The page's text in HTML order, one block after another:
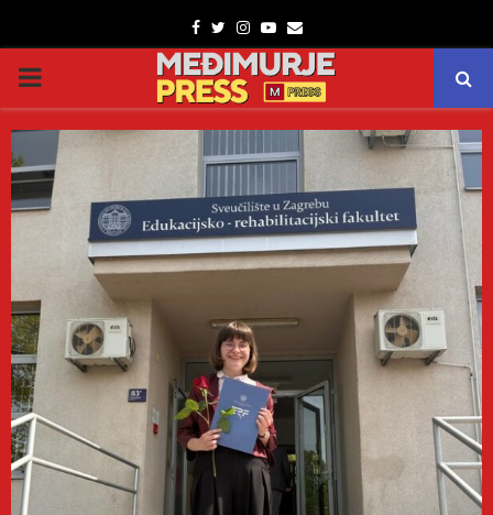
Facebook
TwitterInstagram
Youtube
Email
PRIMARY
MENU